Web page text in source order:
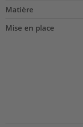
Matière
Mise en place